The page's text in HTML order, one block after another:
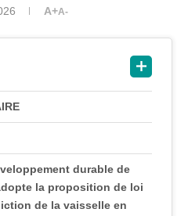
A+A-
durable de
la proposition de loi
de la vaisselle en